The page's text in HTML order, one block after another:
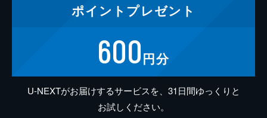
ポイント プレゼント
600円分
U-NEXTがお届けするサービスを、31日間ゆっくりと
お試しください。